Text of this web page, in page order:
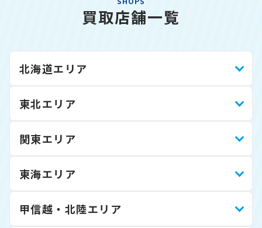
買取店舗一覧
北海道エリア
東北エリア
関東エリア
東海エリア
甲信越・北陸エリア